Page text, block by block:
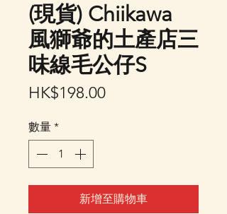
(現貨) Chiikawa
風獅爺的土產店三
味線毛公仔S
HK$198.00價
數量 *
新增至購物車